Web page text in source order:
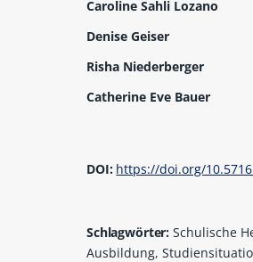
Caroline Sahli Lozano
Denise Geiser
Risha Niederberger
Catherine Eve Bauer
DOI: https://doi.org/
Schlagwörter:Schulische
Ausbildung,